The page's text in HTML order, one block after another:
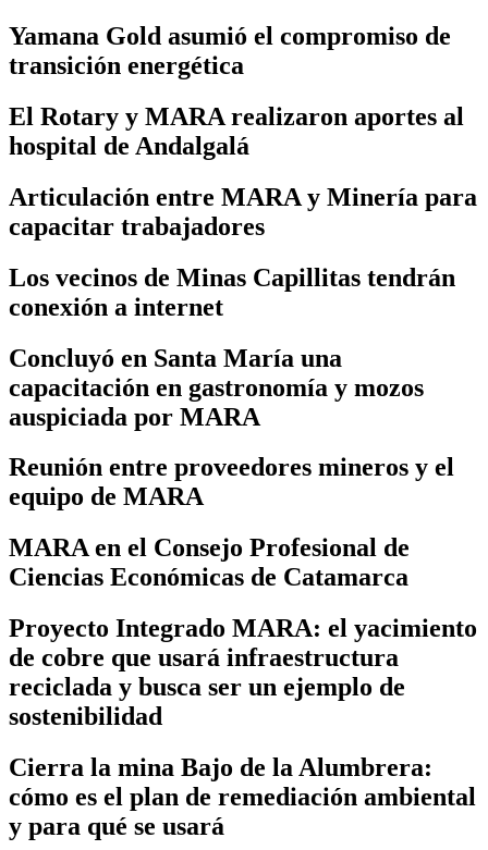
Yamana Gold asumió el compromiso de
transición energética
El Rotary y MARA realizaron aportes al
hospital de Andalgalá
Articulación entre MARA y Minería para
capacitar trabajadores
Los vecinos de Minas Capillitas tendrán
conexión a internet
Concluyó en Santa María una
capacitación en gastronomía y mozos
auspiciada por MARA
Reunión entre proveedores mineros y el
equipo de MARA
MARA en el Consejo Profesional de
Ciencias Económicas de Catamarca
Proyecto Integrado MARA: el yacimiento
de cobre que usará infraestructura
reciclada y busca ser un ejemplo de
sostenibilidad
Cierra la mina Bajo de la Alumbrera:
cómo es el plan de remediación ambiental
y para qué se usará